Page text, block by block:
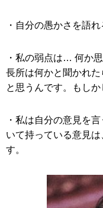
・自分の愚かさを語れ
・私の弱点は… 何か
長所は何かと聞かれ
と思うんです。もし
・私は自分の意見を
いて持っている意見
す。